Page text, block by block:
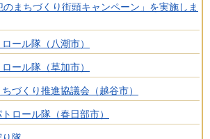
のまちづくり街頭キャンペーン」を実施しま
ール隊（八潮市）
ール隊（草加市）
づくり推進協議会（越谷市）
ロール隊（春日部市）